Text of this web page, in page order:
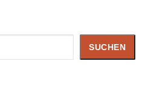
SUCHEN